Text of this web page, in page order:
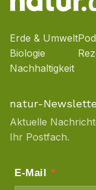
Erde & Umwelt
Biologie
Nachhaltigkeit
natur-
Aktuelle
Ihr Postfach.